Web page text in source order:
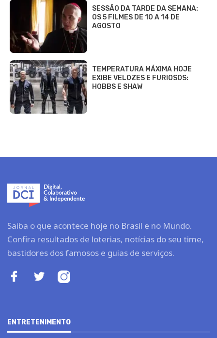
SESSÃO DA TARDE DA SEMANA:
OS 5 FILMES DE 10 A 14 DE
AGOSTO
TEMPERATURA MÁXIMA HOJE
EXIBE VELOZES E FURIOSOS:
HOBBS E SHAW
Saiba o que acontece hoje no Brasil e no Mundo.
Confira resultados de loterias, notícias do seu time,
bastidores dos famosos e guias de serviços.
ENTRETENIMENTO